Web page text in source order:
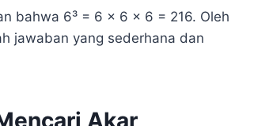
bahwa 6³ = 6 x 6 x 6 = 216. Oleh
jawaban yang sederhana dan
Akar